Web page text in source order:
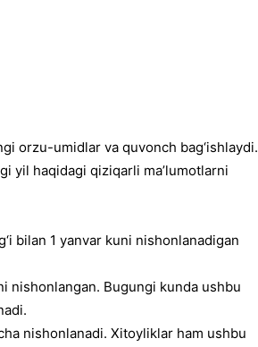
orzu-umidlar va quvonch bag‘ishlaydi.
yil haqidagi qiziqarli ma’lumotlarni
bilan 1 yanvar kuni nishonlanadigan
nishonlangan. Bugungi kunda ushbu
nishonlanadi. Xitoyliklar ham ushbu